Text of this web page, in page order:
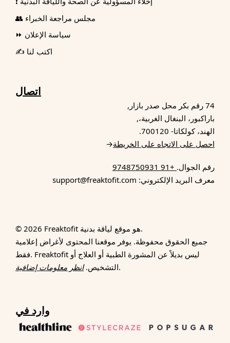
👥 مجلس مراجعة الخبراء
⏩ سياسة الإعلان
✍️ اكتب لنا
اتصال
74 رقم بكر محل صدر بازار,
باراكبور، البنغال الغربية،,
الهند، كولكاتا- 700120.
احصل على الاتجاه على الخريطة→
رقم الجوال. +91 9748750931
معرف البريد الإلكتروني: support@freaktofit.com
© 2026 Freaktofit هو موقع لياقة بدنية.
جميع الحقوق محفوظة. يوفر موقعنا المحتوى لأغراض إعلامية
فقط. Freaktofit ليس بديلاً عن المشورة الطبية أو العلاج أو
التشخيص.انظر معلومات إضافية .
وارد في